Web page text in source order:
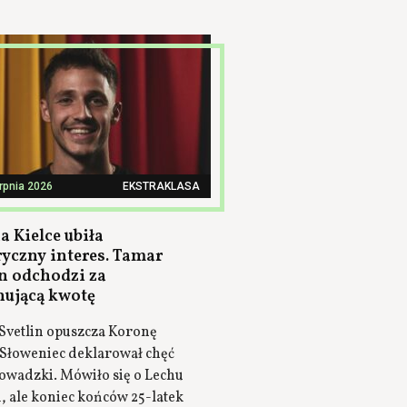
2026 EKSTRAKLASA
Kielce ubiła
interes. Tamar
odchodzi za
kwotę
opuszcza Koronę
deklarował chęć
Mówiło się o Lechu
ale koniec końców 25-latek